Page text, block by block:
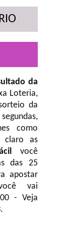
da
Loteria,
da
segundas,
como
claro as
você
das 25
apostar
vai
- Veja
.